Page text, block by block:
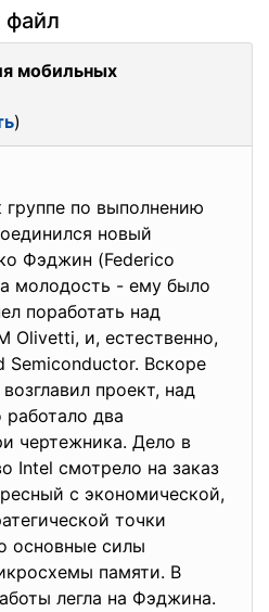
файл
мобильных
)
группе по выполнению
новый
Фэджин (Federico
молодость - ему было
поработать над
и, естественно,
Semiconductor. Вскоре
проект, над
два
чертежника. Дело в
Intel смотрело на заказ
с экономической,
точки
основные силы
памяти. В
легла на Фэджина.